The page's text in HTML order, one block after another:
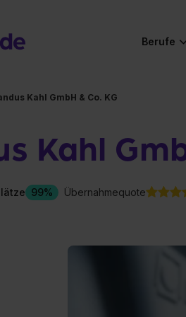
Berufe
Kahl GmbH & Co. KG
Kahl
99% Übernahmequote
Hier gibt es
Hier gibt es